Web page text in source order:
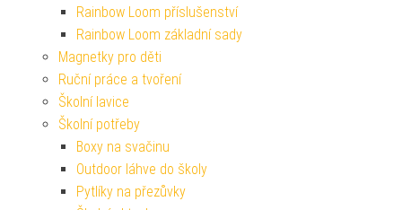
Rainbow Loom příslušenství
Rainbow Loom základní sady
Magnetky pro děti
Ruční práce a tvoření
Školní lavice
Školní potřeby
Boxy na svačinu
Outdoor láhve do školy
Pytlíky na přezůvky